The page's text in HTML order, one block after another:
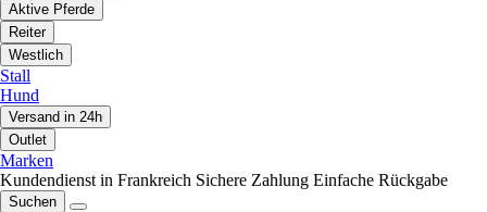
Aktive Pferde
Reiter
Westlich
Stall
Hund
Versand in 24h
Outlet
Marken
Kundendienst in Frankreich Sichere Zahlung Einfache Rückgabe
Suchen